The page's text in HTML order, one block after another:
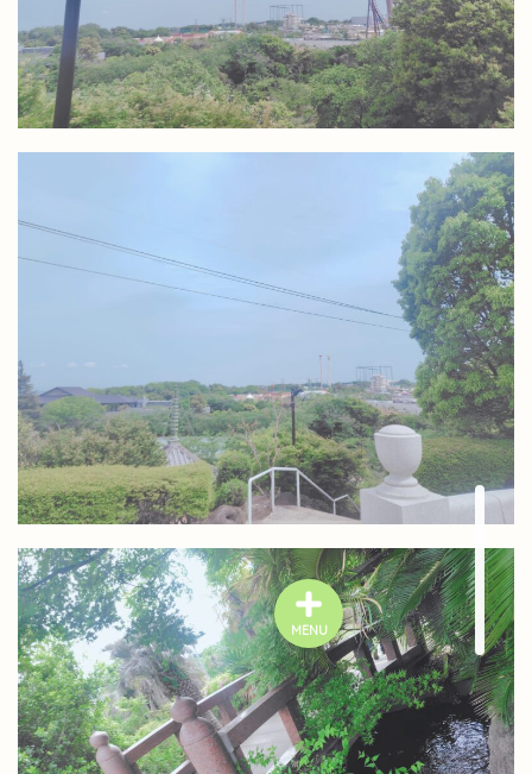
MENU
プライバシーポリシー
特定商取引法に基づく表記